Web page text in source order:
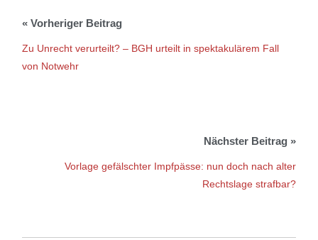
Zu Unrecht verurteilt? – BGH urteilt in spektakulärem Fall
von Notwehr
Vorlage gefälschter Impfpässe: nun doch nach alter
Rechtslage strafbar?